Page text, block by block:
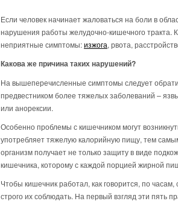
Если человек начинает жаловаться на боли в
нарушения работы желудочно-кишечного тракта.
неприятные симптомы:изжога, рвота,
Какова же причина таких нарушений?
На вышеперечисленные симптомы следует
предвестником более тяжелых заболеваний –
или анорексии.
Особенно проблемы с кишечником могут
употребляет тяжелую калорийную пищу, тем
организм получает не только защиту в виде
кишечника, которому с каждой порцией жирной
Чтобы кишечник работал, как говорится, по
строго их соблюдать. На первый взгляд эти пять